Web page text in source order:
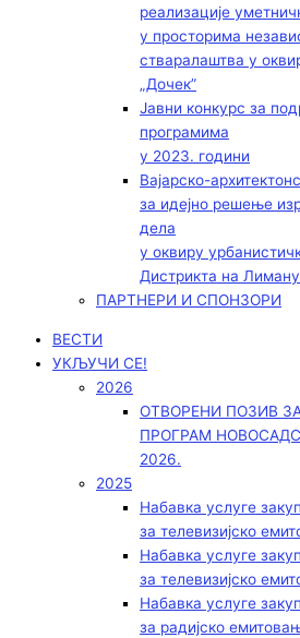
реализације
у просторима
стваралаштва у
„Дочек”
Јавни конкурс за
програмима
у 2023. години
Вајарско-
за идејно решење
дела
у оквиру
Дистрикта на Лиману
ПАРТНЕРИ И СПОНЗОРИ
ВЕСТИ
УКЉУЧИ СЕ!
2026
ОТВОРЕНИ ПОЗИВ
ПРОГРАМ
2026.
2025
Набавка услуге
за телевизијско
Набавка услуге
за телевизијско
Набавка услуге
за радијско